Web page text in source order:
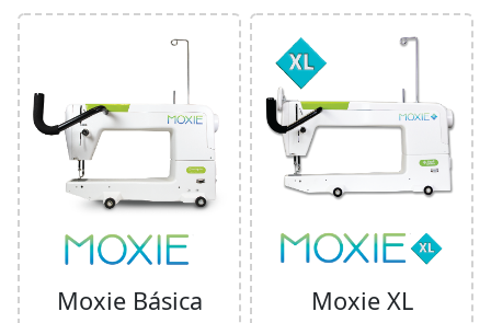
Moxie Básica Moxie XL